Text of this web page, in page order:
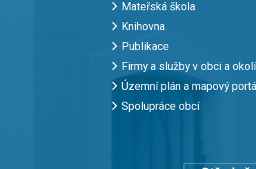
Mateřská škola
Knihovna
Publikace
Firmy a služby v obci a okolí
Územní plán a mapový
Spolupráce obcí